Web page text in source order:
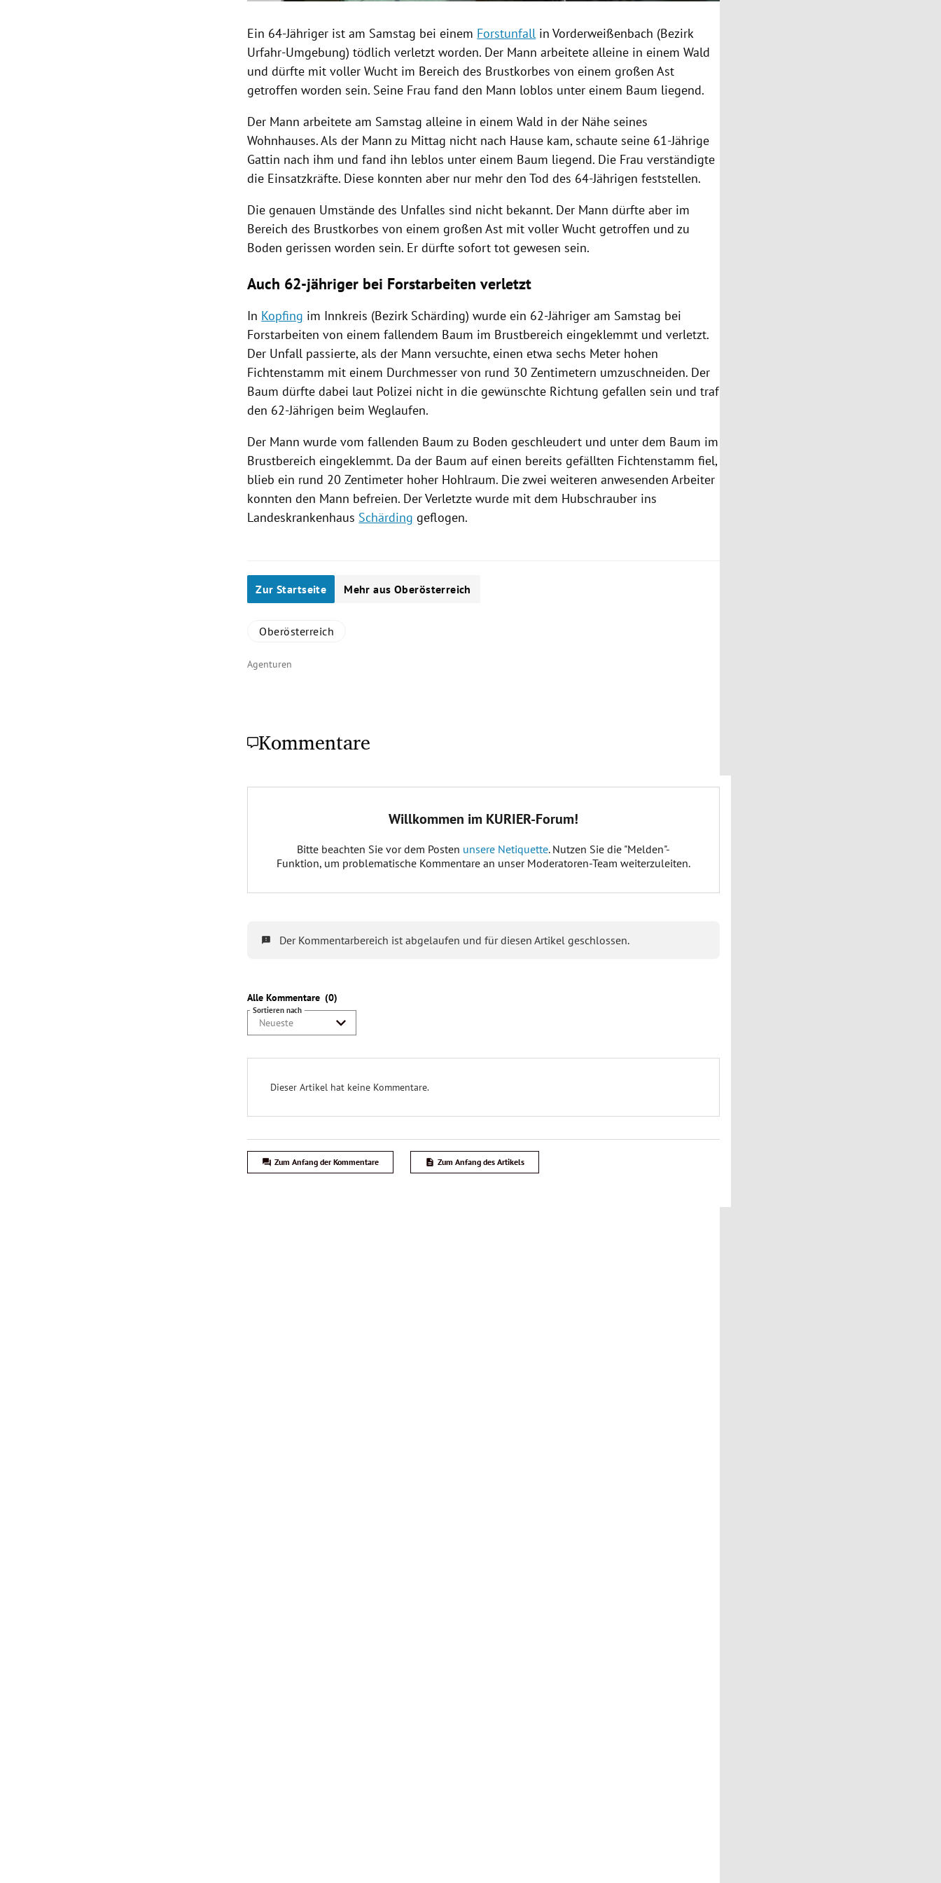
Ein 64-Jähriger ist am Samstag bei einem Forstunfall inVorderweißenbach (Bezirk
Urfahr-Umgebung) tödlich verletzt worden. Der Mann arbeitete alleine in einem Wald
und dürfte mit voller Wucht im Bereich des Brustkorbes von einem großen Ast
getroffen worden sein. Seine Frau fand den Mann loblos unter einem Baum liegend.
Der Mann arbeitete am Samstag alleine in einem Wald in der Nähe seines
Wohnhauses. Als der Mann zu Mittag nicht nach Hause kam, schaute seine 61-Jährige
Gattin nach ihm und fand ihn leblos unter einem Baum liegend. Die Frau verständigte
die Einsatzkräfte. Diese konnten aber nur mehr den Tod des 64-Jährigen feststellen.
Die genauen Umstände des Unfalles sind nicht bekannt. Der Mann dürfte aber im
Bereich des Brustkorbes von einem großen Ast mit voller Wucht getroffen und zu
Boden gerissen worden sein. Er dürfte sofort tot gewesen sein.
Auch 62-jähriger bei Forstarbeiten verletzt
In Kopfing im Innkreis (Bezirk Schärding) wurde ein 62-Jähriger am Samstag bei
Forstarbeiten von einem fallendem Baum im Brustbereich eingeklemmt und verletzt.
Der Unfall passierte, als der Mann versuchte, einen etwa sechs Meter hohen
Fichtenstamm mit einem Durchmesser von rund 30 Zentimetern umzuschneiden. Der
Baum dürfte dabei laut Polizei nicht in die gewünschte Richtung gefallen sein und traf
den 62-Jährigen beim Weglaufen.
Der Mann wurde vom fallenden Baum zu Boden geschleudert und unter dem Baum im
Brustbereich eingeklemmt. Da der Baum auf einen bereits gefällten Fichtenstamm fiel,
blieb ein rund 20 Zentimeter hoher Hohlraum. Die zwei weiteren anwesenden Arbeiter
konnten den Mann befreien. Der Verletzte wurde mit dem Hubschrauber ins
Landeskrankenhaus Schärding geflogen.
Zur Startseite Mehr aus Oberösterreich
Oberösterreich
Agenturen
Kommentare